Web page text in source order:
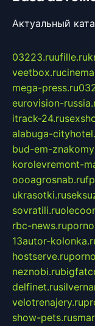
Актуальный
03223.ruufille.ru
veetbox.ru
mega-press.ru
eurovision-
itrack-24.ru
alabuga-
bud-em-
korolevremont-
oooagrosnab.ru
ukrasotki.ru
sovratili.ru
rbc-news.ru
13autor-
hostserve.ru
neznobi.ru
delfinet.ru
velotrenajery.ru
show-pets.ru